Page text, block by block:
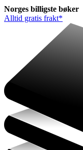
Norges billigste bøker
Alltid gratis frakt*